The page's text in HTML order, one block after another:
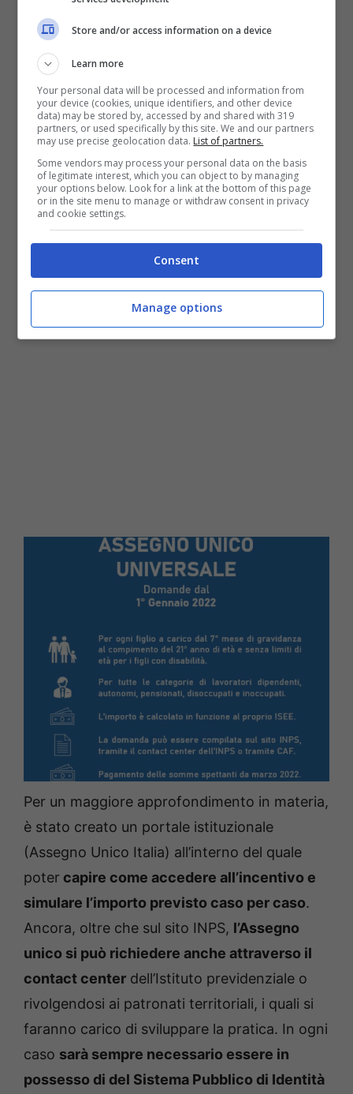
Venuti meno i diversi bonus validi fino all’anno
passato,
unico universale.
passaggio del testimone tra il Bonus mamma
e l’Assegno unico è già stato decretato. Per
richiederne la prestazione occorrerà
presentare domanda all’INPS, dopodiché si
potrebbe usufruire di contributo estensibile
fino a 175 euro mensili a figlio.
l’ISEE non superi i 15 mila euro annui.
Per un maggiore approfondimento in materia,
è stato creato un portale istituzionale
(Assegno Unico Italia) all’interno del quale
poter capire come accedere all’incentivo e
simulare l’importo previsto caso per caso.
Ancora, oltre che sul sito INPS, l’Assegno
unico si può richiedere anche attraverso il
contact center dell’Istituto previdenziale o
rivolgendosi ai patronati territoriali, i quali si
faranno carico di sviluppare la pratica. In ogni
caso sarà sempre necessario essere in
possesso di del Sistema Pubblico di Identità
Store and/or access information on a device
Learn more
Your personal data will be processed and information from
your device (cookies, unique identifiers, and other device
data) may be stored by, accessed by and shared with 319
partners, or used specifically by this site. We and our partners
may use precise geolocation data. List of partners.
Some vendors may process your personal data on the basis
of legitimate interest, which you can object to by managing
your options below. Look for a link at the bottom of this page
or in the site menu to manage or withdraw consent in privacy
and cookie settings.
Consent
Manage options